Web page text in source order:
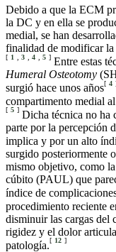
Debido a que la ECM
la DC y en ella se
medial, se han
finalidad de modificar
[ 1 3 4 5 ] Entre estas
Humeral Osteotomy
surgió hace unos años[ 4
compartimento medial
[ 5 ] Dicha técnica no ha
parte por la percepción
implica y por un alto
surgido posteriormente
mismo objetivo, como
cúbito (PAUL) que
índice de
procedimiento reciente
disminuir las cargas del
rigidez y el dolor
patología.[ 12 ]